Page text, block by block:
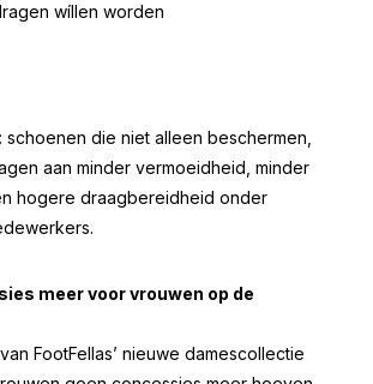
wíllen worden
: schoenen die niet alleen beschermen,
aan minder vermoeidheid, minder
hogere draagbereidheid onder
meer voor vrouwen op de
FootFellas’ nieuwe damescollectie